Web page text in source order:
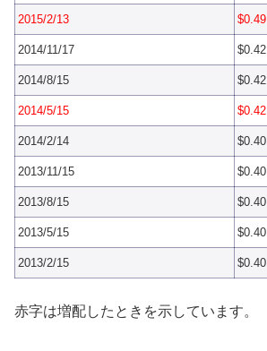
2015/2/13 $0.49
2014/11/17 $0.42
2014/8/15 $0.42
2014/5/15 $0.42
2014/2/14 $0.40
2013/11/15 $0.40
2013/8/15 $0.40
2013/5/15 $0.40
2013/2/15 $0.40
赤字は増配したときを示しています。